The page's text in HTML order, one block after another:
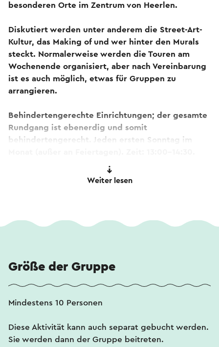
besonderen Orte im Zentrum von Heerlen.
Diskutiert werden unter anderem die Street-Art-
Kultur, das Making of und wer hinter den Murals
steckt. Normalerweise werden die Touren am
Wochenende organisiert, aber nach Vereinbarung
ist es auch möglich, etwas für Gruppen zu
arrangieren.
Behindertengerechte Einrichtungen; der gesamte
Rundgang ist ebenerdig und somit
behindertengerecht. Jeden ersten Sonntag im
Ausgangspunkt: Erleben Sie Heerlen-Parkstad
Weiter lesen
Größe der Gruppe
Mindestens 10 Personen
Diese Aktivität kann auch separat gebucht werden.
Sie werden dann der Gruppe beitreten.